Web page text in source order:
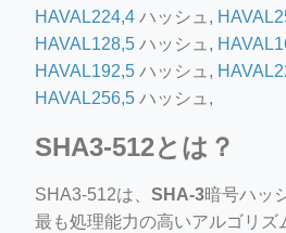
HAVAL224,4 ハッシュ,
HAVAL128,5 ハッシュ,
HAVAL192,5 ハッシュ,
HAVAL256,5 ハッシュ,
SHA3-512とは？
SHA3-512は、 SHA-3暗号ハッ
最も処理能力の高いアルゴリズ